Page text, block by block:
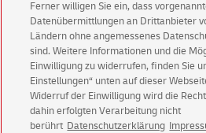
für Briefmarke
Zur Newsletter-
Ferner willigen Sie ein, dass
Datenübermittlungen an Drittanbieter
Ländern ohne angemessenes
sind. Weitere Informationen und die
Einwilligung zu widerrufen, finden Sie
Einstellungen“ unten auf dieser
Widerruf der Einwilligung wird die
dahin erfolgten Verarbeitung nicht
berührt Datenschutzerklärung